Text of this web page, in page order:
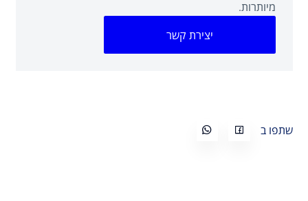
מיותרות.
יצירת קשר
שתפו ב